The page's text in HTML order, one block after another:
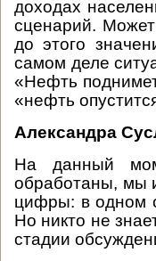
доходах
сценарий.
до этого
самом деле
«Нефть
«нефть
Александра
На данный
обработаны, мы
цифры: в одном
Но никто не
стадии